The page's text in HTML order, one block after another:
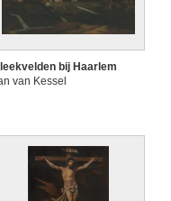
bij Haarlem
van Kessel